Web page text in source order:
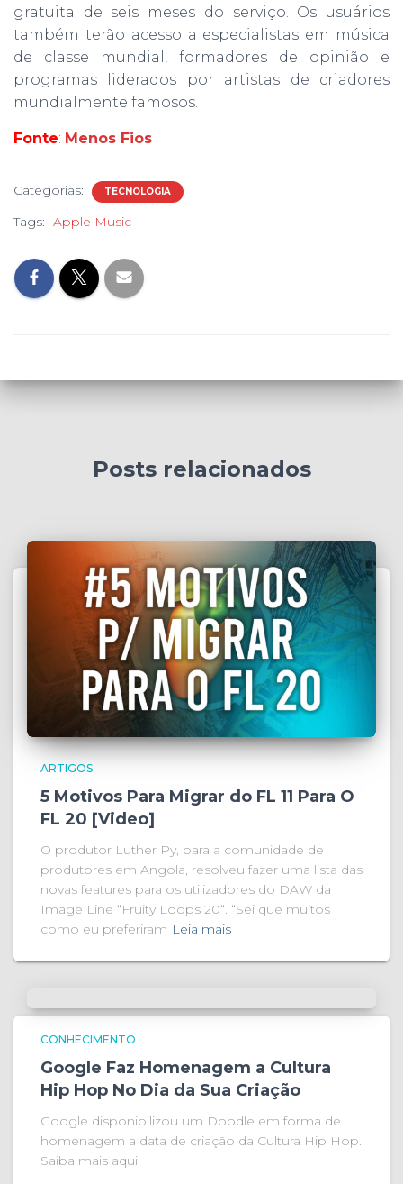
gratuita de seis meses do serviço. Os usuários
também terão acesso a especialistas em música
de classe mundial, formadores de opinião e
programas liderados por artistas de criadores
mundialmente famosos.
Fonte: Menos Fios
Categorias: TECNOLOGIA
Tags: Apple Music
Posts relacionados
ARTIGOS
5 Motivos Para Migrar do FL 11 Para O
FL 20 [Video]
O produtor Luther Py, para a comunidade de
produtores em Angola, resolveu fazer uma lista das
novas features para os utilizadores do DAW da
Image Line “Fruity Loops 20“. “Sei que muitos
como eu preferiram Leia mais
CONHECIMENTO
Google Faz Homenagem a Cultura
Hip Hop No Dia da Sua Criação
Google disponibilizou um Doodle em forma de
homenagem a data de criação da Cultura Hip Hop.
Saiba mais aqui.